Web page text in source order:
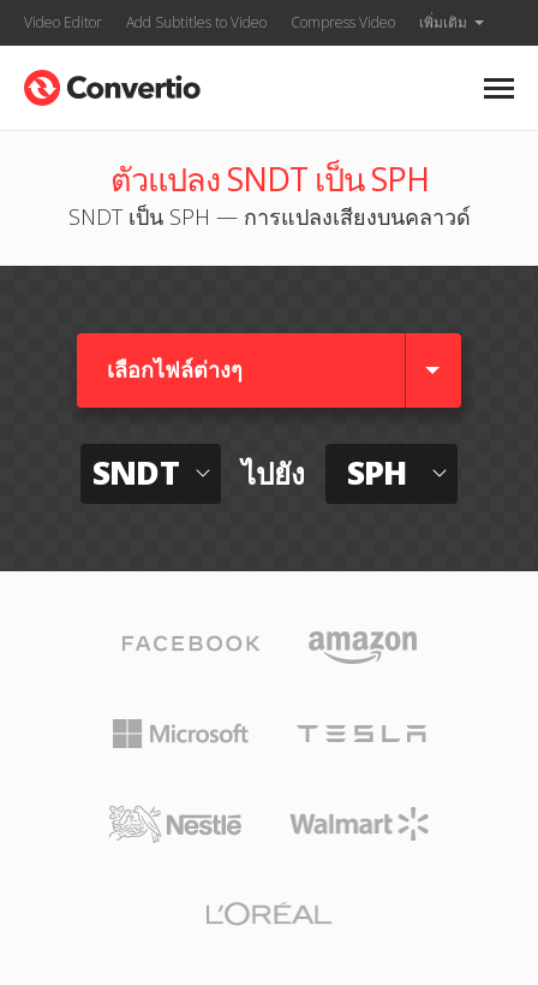
Video Editor Add Subtitles to Video Compress Video เพิ่มเติม
ตัวแปลง SNDT เป็น SPH
SNDT เป็น SPH — การแปลงเสียงบนคลาวด์
เลือกไฟล์ต่างๆ​
SNDT ไปยัง SPH